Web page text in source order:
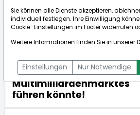
Willkommen in der
Japan präsentiert die
ein Funke, der zur
Entstehung eines
Multimilliardenmarktes
führen könnte!
Sie können alle Dienste akzeptieren,
individuell festlegen. Ihre Einwilligung
Cookie-Einstellungen im Footer widerrufen
Weitere Informationen finden Sie in unserer
Einstellungen Nur Notwendige